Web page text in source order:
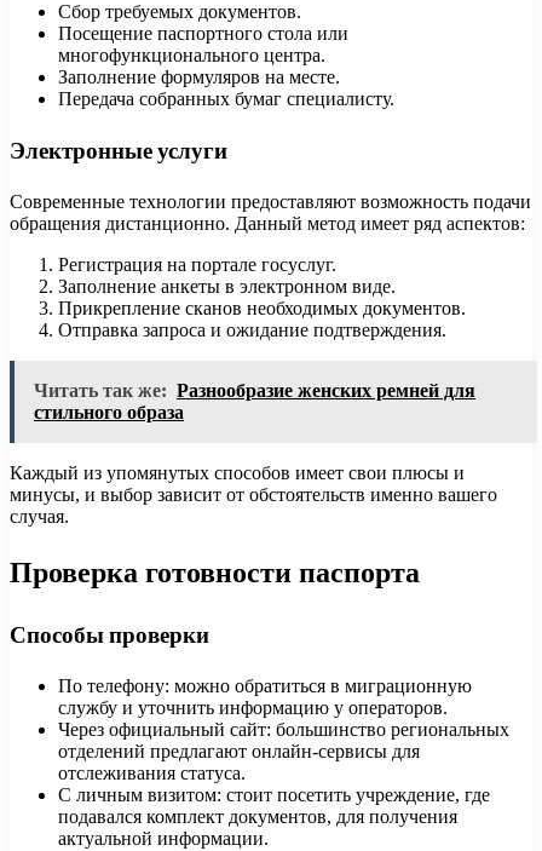
Сбор требуемых документов.
Посещение паспортного стола или
многофункционального центра.
Заполнение формуляров на месте.
Передача собранных бумаг специалисту.
Электронные услуги
Современные технологии предоставляют возможность подачи
обращения дистанционно. Данный метод имеет ряд аспектов:
Регистрация на портале госуслуг.
Заполнение анкеты в электронном виде.
Прикрепление сканов необходимых документов.
Отправка запроса и ожидание подтверждения.
Читать так же: Разнообразие женских ремней для
стильного образа
Каждый из упомянутых способов имеет свои плюсы и
минусы, и выбор зависит от обстоятельств именно вашего
случая.
Проверка готовности паспорта
Способы проверки
По телефону: можно обратиться в миграционную
службу и уточнить информацию у операторов.
Через официальный сайт: большинство региональных
отделений предлагают онлайн-сервисы для
отслеживания статуса.
С личным визитом: стоит посетить учреждение, где
подавался комплект документов, для получения
актуальной информации.